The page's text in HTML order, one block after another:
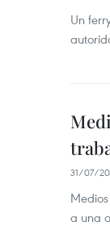
Un
31/07/
a una